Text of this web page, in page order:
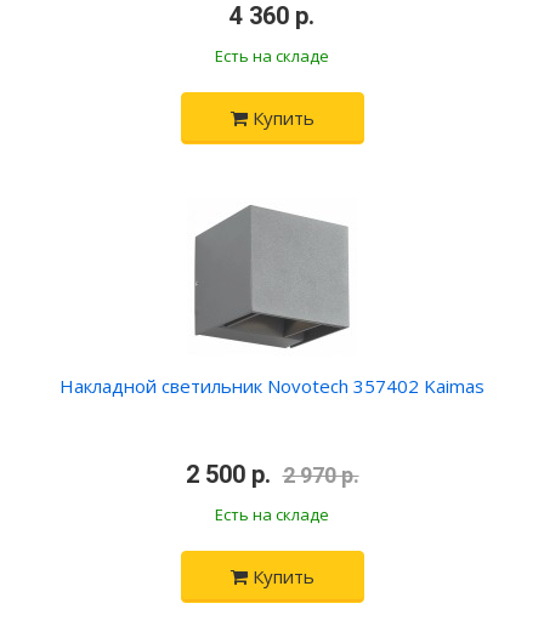
4 360 р.
Есть на складе
Купить
Накладной светильник Novotech 357402 Kaimas
2 500 р. 2 970 р.
Есть на складе
Купить